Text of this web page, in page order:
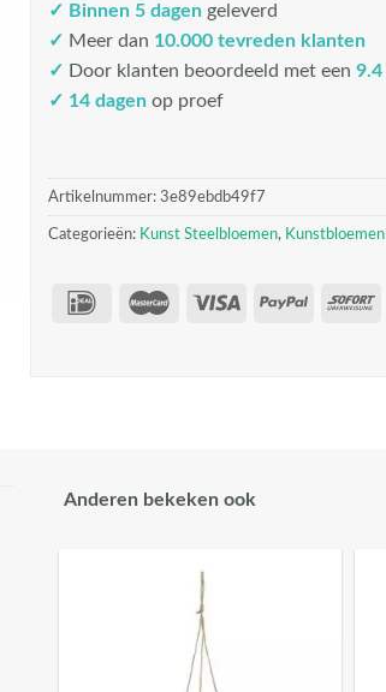
✓ Binnen 5 dagengeleverd
✓ Meer dan 10.000 tevreden klanten
✓ Door klanten beoordeeld met een 9.4
✓ 14 dagenop proef
Artikelnummer: 3e89ebdb49f7
Categorieën: Kunst Steelbloemen, Kunstbloemen
Anderen bekeken ook